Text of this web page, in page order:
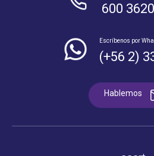
600
Escríbenos por
(+56 2)
Hablemos